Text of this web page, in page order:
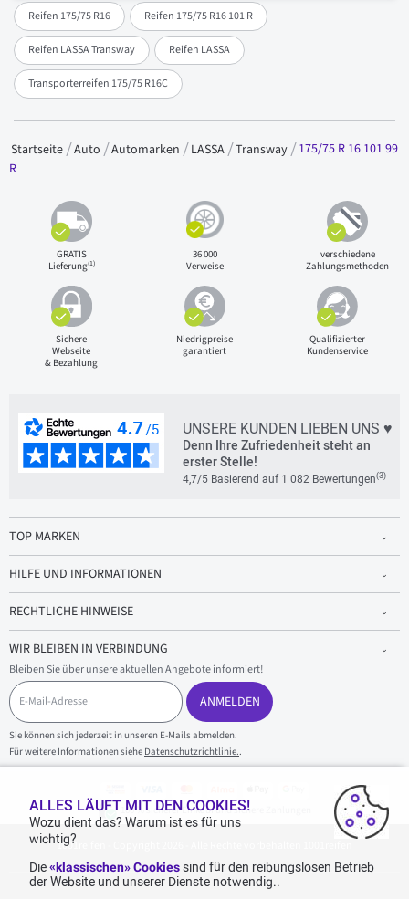
Reifen 175/75 R16 Reifen 175/75 R16 101 R
Reifen LASSA Transway Reifen LASSA
Transporterreifen 175/75 R16C
Startseite Auto Automarken LASSA Transway
175/75 R 16 101 99
R
GRATIS
Lieferung(1)
36 000
Verweise
verschiedene
Zahlungsmethoden
Sichere
Webseite
& Bezahlung
Niedrigpreise
garantiert
Qualifizierter
Kundenservice
UNSERE KUNDEN LIEBEN UNS ♥
Denn Ihre Zufriedenheit steht an
erster Stelle!
4,7/5 Basierend auf 1 082 Bewertungen(3)
TOP MARKEN
HILFE UND INFORMATIONEN
RECHTLICHE HINWEISE
WIR BLEIBEN IN VERBINDUNG
Bleiben Sie über unsere aktuellen Angebote informiert!
E
-
M
a
i
l
ANMELDEN
Sie können sich jederzeit in unseren E-Mails abmelden.
Für weitere Informationen siehe Datenschutzrichtlinie..
100 % sicherer Einkauf und sichere Zahlungen
1001reifen - Copyright 2026 - Alle Rechte vorbehalten 1001reifen
ALLES LÄUFT MIT DEN COOKIES!
Wozu dient das? Warum ist es für uns
wichtig?
Die«klassischen» Cookiessind für den reibungslosen Betrieb
der Website und unserer Dienste notwendig..